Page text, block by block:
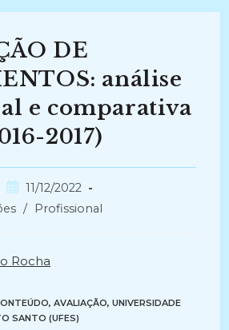
DE
análise
e comparativa
2017)
Post
publicado:
11/12/2022
/ Profissional
Rocha
, AVALIAÇÃO, UNIVERSIDADE
SANTO (UFES)